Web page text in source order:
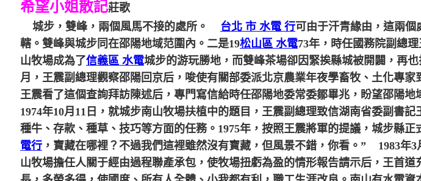
希望小姐散記莊歌
城步，雙峰，兩個風馬不接的處所。
台北 市 水電 行可由于汗青緣由，這兩
轄。雙峰與城步同在邵陽地域范圍內。二是19松山區 水電73年，時任國務院副總
山牧場成為了信義區 水電城步的游玩勝地，而雙峰茶場卻因緊挨縣城被開闢，再也
月，王震副總理觀察邵陽回京后，唆使有關部委派北京農業年夜學畜牧、土化專
王震看了這個查詢拜訪陳述后，專門寫信給時任邵陽地委常委鄒畢兆，盼望邵陽地
1974年10月11日，就城步南山牧場扶植中的題目，王震副總理致信湖南省委副書
種牛、存款、種草、技巧等方面的任務。1975年，按照王震將軍的提議，城步縣
電行 ，寶藏在哪裡？不過我們這裡雖然沒有寶藏，但風景不錯，你看。” 1983年3
山牧場擔任人關于經由過程聯產承包，使牧場扭虧為盈的情形報告請示后，王首